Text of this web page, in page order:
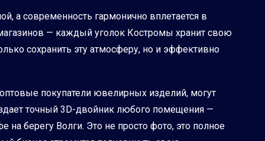
а современность гармонично вплетается в
— каждый уголок Костромы хранит свою
сохранить эту атмосферу, но и эффективно
покупатели ювелирных изделий, могут
точный 3D-двойник любого помещения —
берегу Волги. Это не просто фото, это полное